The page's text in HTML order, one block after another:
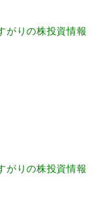
がりの株投資情報
がりの株投資情報